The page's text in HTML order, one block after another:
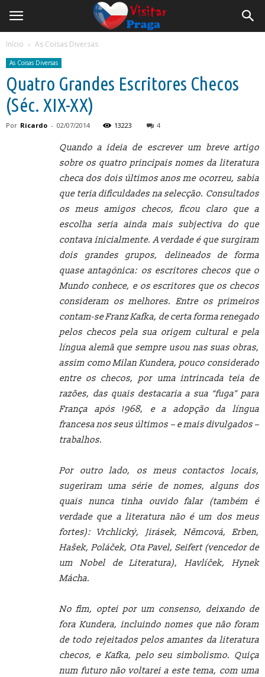
Início As Coisas Diversas
As Coisas Diversas
Quatro Grandes Escritores Checos
(Séc. XIX-XX)
Por Ricardo - 02/07/2014 13223 4
Quando a ideia de escrever um breve artigo
sobre os quatro principais nomes da literatura
checa dos dois últimos anos me ocorreu, sabia
que teria dificuldades na selecção. Consultados
os meus amigos checos, ficou claro que a
escolha seria ainda mais subjectiva do que
contava inicialmente. A verdade é que surgiram
dois grandes grupos, delineados de forma
quase antagónica: os escritores checos que o
Mundo conhece, e os escritores que os checos
consideram os melhores. Entre os primeiros
contam-se Franz Kafka, de certa forma renegado
pelos checos pela sua origem cultural e pela
língua alemã que sempre usou nas suas obras,
assim como Milan Kundera, pouco considerado
entre os checos, por uma intrincada teia de
razões, das quais destacaria a sua “fuga” para
França após 1968, e a adopção da língua
francesa nos seus últimos – e mais divulgados –
trabalhos.
Por outro lado, os meus contactos locais,
sugeriram uma série de nomes, alguns dos
quais nunca tinha ouvido falar (também é
verdade que a literatura não é um dos meus
fortes): Vrchlický, Jirásek, Němcová, Erben,
Hašek, Poláček, Ota Pavel, Seifert (vencedor de
um Nobel de Literatura), Havlíček, Hynek
Mácha.
No fim, optei por um consenso, deixando de
fora Kundera, incluindo nomes que não foram
de todo rejeitados pelos amantes da literatura
checos, e Kafka, pelo seu simbolismo. Quiça
num futuro não voltarei a este tema, com uma